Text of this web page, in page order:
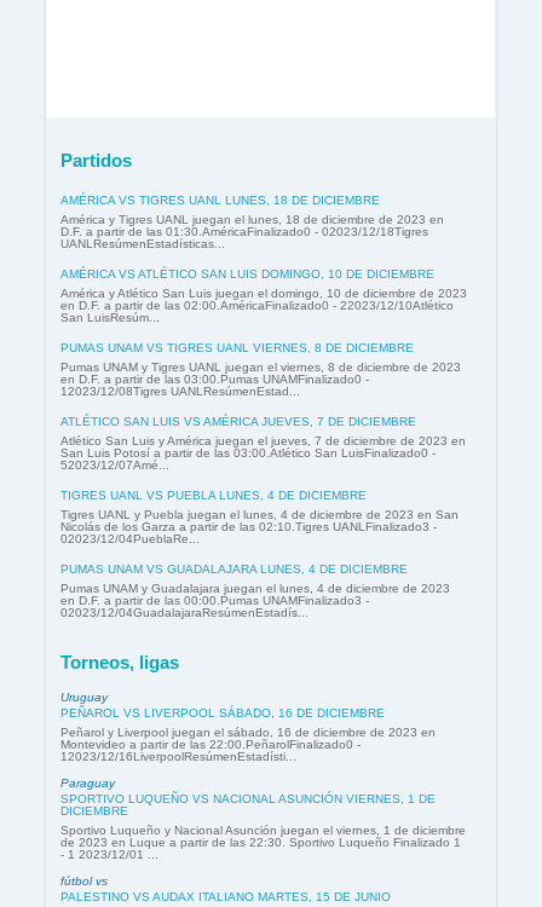
Partidos
AMÉRICA VS TIGRES UANL LUNES, 18 DE DICIEMBRE
América y Tigres UANL juegan el lunes, 18 de diciembre de 2023 en
D.F. a partir de las 01:30.AméricaFinalizado0 - 02023/12/18Tigres
UANLResúmenEstadísticas...
AMÉRICA VS ATLÉTICO SAN LUIS DOMINGO, 10 DE DICIEMBRE
América y Atlético San Luis juegan el domingo, 10 de diciembre de 2023
en D.F. a partir de las 02:00.AméricaFinalizado0 - 22023/12/10Atlético
San LuisResúm...
PUMAS UNAM VS TIGRES UANL VIERNES, 8 DE DICIEMBRE
Pumas UNAM y Tigres UANL juegan el viernes, 8 de diciembre de 2023
en D.F. a partir de las 03:00.Pumas UNAMFinalizado0 -
12023/12/08Tigres UANLResúmenEstad...
ATLÉTICO SAN LUIS VS AMÉRICA JUEVES, 7 DE DICIEMBRE
Atlético San Luis y América juegan el jueves, 7 de diciembre de 2023 en
San Luis Potosí a partir de las 03:00.Atlético San LuisFinalizado0 -
52023/12/07Amé...
TIGRES UANL VS PUEBLA LUNES, 4 DE DICIEMBRE
Tigres UANL y Puebla juegan el lunes, 4 de diciembre de 2023 en San
Nicolás de los Garza a partir de las 02:10.Tigres UANLFinalizado3 -
02023/12/04PueblaRe...
PUMAS UNAM VS GUADALAJARA LUNES, 4 DE DICIEMBRE
Pumas UNAM y Guadalajara juegan el lunes, 4 de diciembre de 2023
en D.F. a partir de las 00:00.Pumas UNAMFinalizado3 -
02023/12/04GuadalajaraResúmenEstadís...
Torneos, ligas
Uruguay
PEÑAROL VS LIVERPOOL SÁBADO, 16 DE DICIEMBRE
Peñarol y Liverpool juegan el sábado, 16 de diciembre de 2023 en
Montevideo a partir de las 22:00.PeñarolFinalizado0 -
12023/12/16LiverpoolResúmenEstadísti...
Paraguay
SPORTIVO LUQUEÑO VS NACIONAL ASUNCIÓN VIERNES, 1 DE
DICIEMBRE
Sportivo Luqueño y Nacional Asunción juegan el viernes, 1 de diciembre
de 2023 en Luque a partir de las 22:30. Sportivo Luqueño Finalizado 1
- 1 2023/12/01 ...
fútbol vs
PALESTINO VS AUDAX ITALIANO MARTES, 15 DE JUNIO